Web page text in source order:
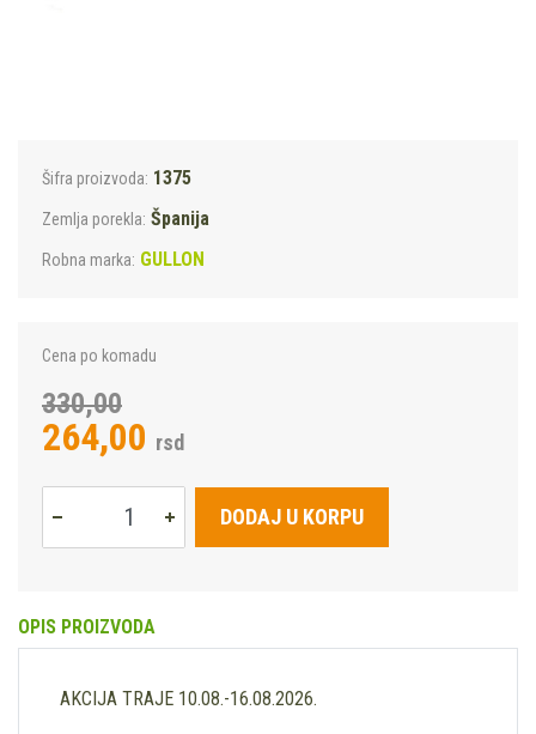
Šifra proizvoda: 1375
Zemlja porekla: Španija
Robna marka: GULLON
Cena po komadu
330,00
264,00 rsd
DODAJ U KORPU
OPIS PROIZVODA
AKCIJA TRAJE 10.08.-16.08.2026.